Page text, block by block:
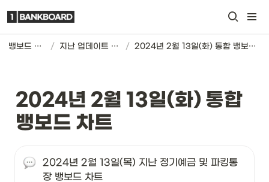
뱅보드 차트 / 지난 업데이트 기록 / 2024년 2월 13일(화) 통합 뱅보드 차트
2024년 2월 13일(화) 통합
뱅보드 차트
2024년 2월 13일(목) 지난 정기예금 및 파킹통
장 뱅보드 차트